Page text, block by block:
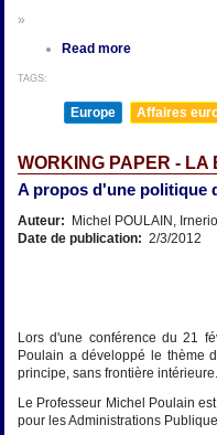
»
Read more
TAGS:
Europe Affaires
WORKING PAPER - LA
A propos d'une politique
Auteur: Michel POULAIN,
Date de publication: 2/3/2012
Lors d'une conférence du 21
Poulain a développé le thème
principe, sans frontière intérieure.
Le Professeur Michel Poulain
pour les Administrations